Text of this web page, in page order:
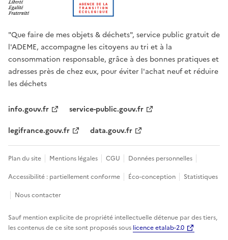
"Que faire de mes objets & déchets", service public gratuit de
l'ADEME, accompagne les citoyens au tri et à la
consommation responsable, grâce à des bonnes pratiques et
adresses près de chez eux, pour éviter l'achat neuf et réduire
les déchets
info.gouv.fr
service-public.gouv.fr
legifrance.gouv.fr
data.gouv.fr
Plan du site Mentions légales CGU
Données personnelles
Accessibilité : partiellement conforme
Éco-conception
Statistiques
Nous contacter
Sauf mention explicite de propriété intellectuelle détenue par des tiers,
les contenus de ce site sont proposés sous licence etalab-2.0